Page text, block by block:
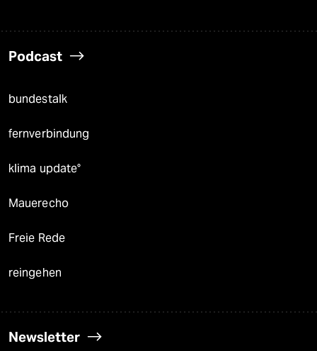
Podcast
bundestalk
fernverbindung
klima update°
Mauerecho
Freie Rede
reingehen
Newsletter